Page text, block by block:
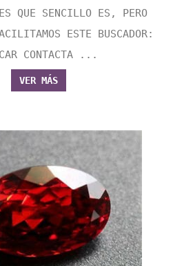
QUE SENCILLO ES, PERO
ESTE BUSCADOR:
CONTACTA ...
VER MÁS